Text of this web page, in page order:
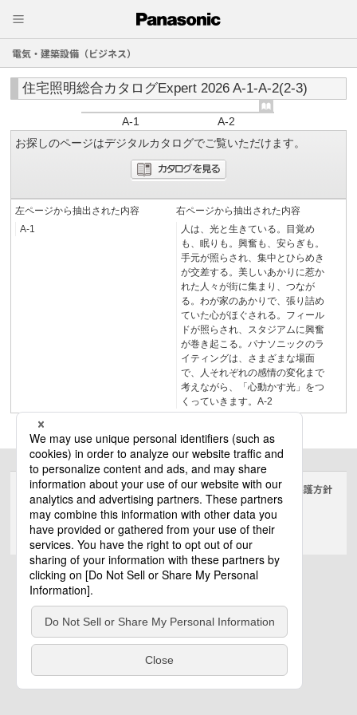
電気・建築設備（ビジネス）
住宅照明総合カタログExpert 2026 A-1-A-2(2-3)
A-1
A-2
お探しのページはデジタルカタログでご覧いただけます。
左ページから抽出された内容
A-1
右ページから抽出された内容
人は、光と生きている。目覚め
も、眠りも。興奮も、安らぎも。
手元が照らされ、集中とひらめき
が交差する。美しいあかりに惹か
れた人々が街に集まり、つなが
る。わが家のあかりで、張り詰め
ていた心がほぐされる。フィール
ドが照らされ、スタジアムに興奮
が巻き起こる。パナソニックのラ
イティングは、さまざまな場面
で、人それぞれの感情の変化まで
考えながら、「心動かす光」をつ
くっていきます。A-2
サイトのご利用にあたって クッキーポリシー 個人情報保護方針
電気・建築設備（ビジネス）
© Panasonic Electric Works Co., Ltd.